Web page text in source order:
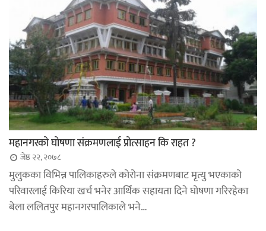
महानगरको घोषणा संक्रमणलाई प्रोत्साहन कि राहत ?
जेष्ठ २२, २०७८
मुलुकका विभिन्न पालिकाहरुले कोरोना संक्रमणबाट मृत्यु भएकाको
परिवारलाई किरिया खर्च भनेर आर्थिक सहायता दिने घोषणा गरिरहेका
बेला ललितपुर महानगरपालिकाले भने…